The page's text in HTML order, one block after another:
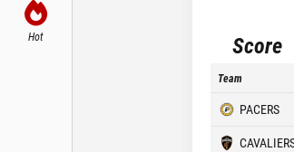
Hot Score
Team
PACERS